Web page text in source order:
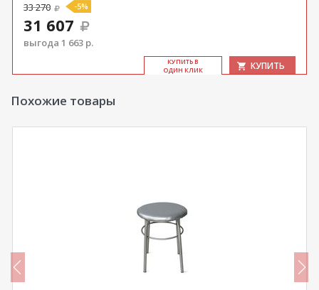
33 270 -5%
31 607
выгода 1 663 р.
КУ­ПИТЬ В
ОДИН КЛИК
КУПИТЬ
Похожие товары